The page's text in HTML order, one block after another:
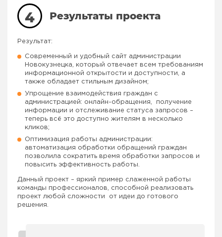
4 Результаты проекта
Результат:
Современный и удобный сайт администрации
Новокузнецка, который отвечает всем требованиям
информационной открытости и доступности, а
также обладает стильным дизайном;
Упрощение взаимодействия граждан с
администрацией: онлайн-обращения, получение
информации и отслеживание статуса запросов –
теперь всё это доступно жителям в несколько
кликов;
Оптимизация работы администрации:
автоматизация обработки обращений граждан
позволила сократить время обработки запросов и
повысить эффективность работы.
Данный проект – яркий пример слаженной работы
команды профессионалов, способной реализовать
проект любой сложности от идеи до готового
решения.